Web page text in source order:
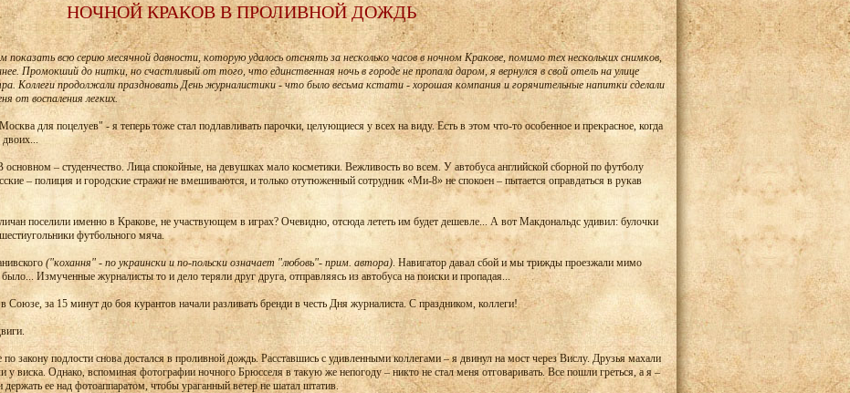
НОЧНОЙ КРАКОВ В ПРОЛИВНОЙ ДОЖДЬ
показать всю серию месячной давности, которую удалось отснять за несколько часов в ночном Кракове, помимо тех нескольких снимков,
Промокший до нитки, но счастливый от того, что единственная ночь в городе не пропала даром, я вернулся в свой отель на улице
Коллеги продолжали праздновать День журналистики - что было весьма кстати - хорошая компания и горячительные напитки сделали
от воспаления легких.
для поцелуев" - я теперь тоже стал подлавливать парочки, целующиеся у всех на виду. Есть в этом что-то особенное и прекрасное, когда
двоих...
– студенчество. Лица спокойные, на девушках мало косметики. Вежливость во всем. У автобуса английской сборной по футболу
– полиция и городские стражи не вмешиваются, и только отутюженный сотрудник «Ми-8» не спокоен – пытается оправдаться в рукав
поселили именно в Кракове, не участвующем в играх? Очевидно, отсюда лететь им будет дешевле... А вот Макдональдс удивил: булочки
футбольного мяча.
("кохання" - по украински и по-польски означает "любовь"- прим. автора). Навигатор давал сбой и мы трижды проезжали мимо
Измученные журналисты то и дело теряли друг друга, отправляясь из автобуса на поиски и пропадая...
Союзе, за 15 минут до боя курантов начали разливать бренди в честь Дня журналиста. С праздником, коллеги!
закону подлости снова достался в проливной дождь. Расставшись с удивленными коллегами – я двинул на мост через Вислу. Друзья махали
виска. Однако, вспоминая фотографии ночного Брюсселя в такую же непогоду – никто не стал меня отговаривать. Все пошли греться, а я –
ее над фотоаппаратом, чтобы ураганный ветер не шатал штатив.